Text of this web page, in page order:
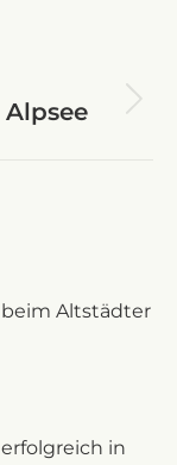
Altstädter
in